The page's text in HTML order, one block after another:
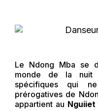
Le Ndong Mba se
monde de la
spécifiques qui
prérogatives de
appartient au Nguiiet